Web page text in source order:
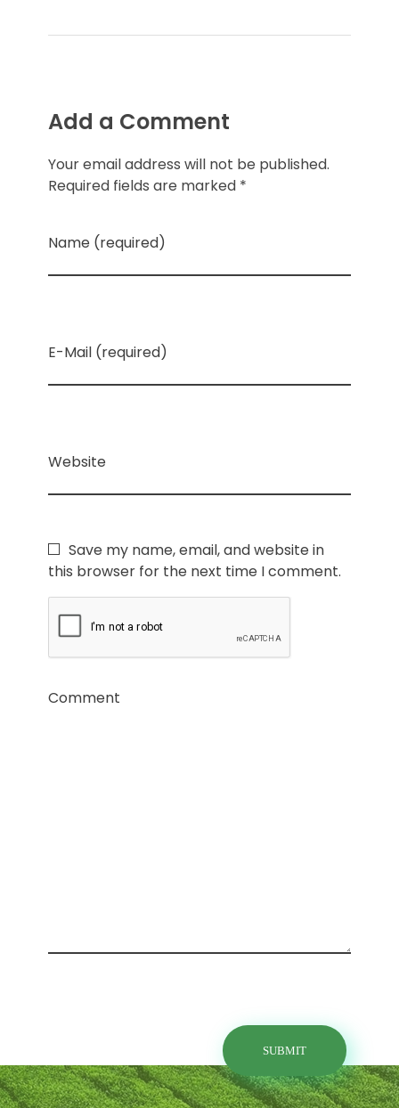
Add a Comment
Your email address will not be published.
Required fields are marked *
Name (required)
E-Mail (required)
Website
Save my name, email, and website in
this browser for the next time I comment.
Comment